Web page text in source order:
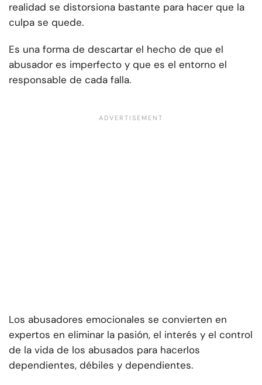
realidad se distorsiona bastante para hacer que la
culpa se quede.
Es una forma de descartar el hecho de que el
abusador es imperfecto y que es el entorno el
responsable de cada falla.
Los abusadores emocionales se convierten en
expertos en eliminar la pasión, el interés y el control
de la vida de los abusados para hacerlos
dependientes, débiles y dependientes.